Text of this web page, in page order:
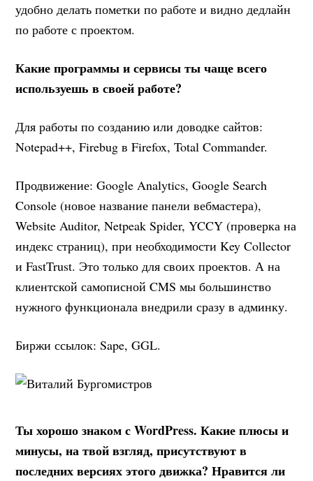
удобно делать пометки по работе и видно дедлайн
по работе с проектом.
Какие программы и сервисы ты чаще всего
используешь в своей работе?
Для работы по созданию или доводке сайтов:
Notepad++, Firebug в Firefox, Total Commander.
Продвижение: Google Analytics, Google Search
Console (новое название панели вебмастера),
Website Auditor, Netpeak Spider, YCCY (проверка на
индекс страниц), при необходимости Key Collector
и FastTrust. Это только для своих проектов. А на
клиентской самописной CMS мы большинство
нужного функционала внедрили сразу в админку.
Биржи ссылок: Sape, GGL.
Ты хорошо знаком с WordPress. Какие плюсы и
минусы, на твой взгляд, присутствуют в
последних версиях этого движка? Нравится ли